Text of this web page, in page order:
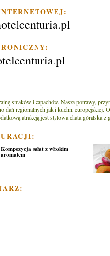
smaków i zapachów. Nasze potrawy,
dań regionalnych jak i kuchni europejskiej.
atrakcją jest stylowa chata góralska z
Kompozycja sałat z włoskim
aromatem